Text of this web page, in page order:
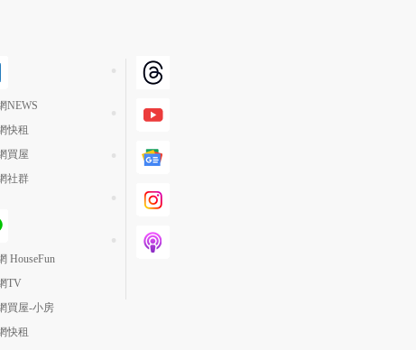
上架日期新 → 舊
刷新時間新 → 舊
月熱門度高 → 低
NEWS
快租
買屋
社群
HouseFun
TV
買屋-小房
快租